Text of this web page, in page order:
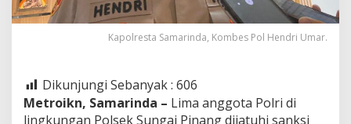
Kapolresta Samarinda, Kombes Pol Hendri Umar.
Dikunjungi Sebanyak : 606
Metroikn, Samarinda – Lima anggota Polri di
lingkungan Polsek Sungai Pinang dijatuhi sanksi